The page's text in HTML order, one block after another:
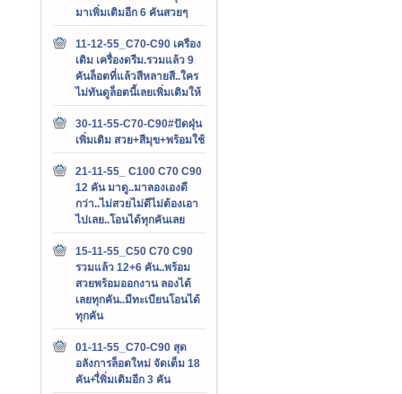
มาเพิ่มเติมอีก 6 คันสวยๆ
11-12-55_C70-C90 เครือง
เดิม เครื่องดรีม.รวมแล้ว 9
คันล็อตที่แล้วสีหลายสี..ใคร
ไม่ทันดูล็อตนี้เลยเพิ่มเติมให้
30-11-55-C70-C90#ปัดฝุ่น
เพิ่มเติม สวย+สีมุข+พร้อมใช้
21-11-55_ C100 C70 C90
12 คัน มาดู..มาลองเองดี
กว่า..ไม่สวยไม่ดีไม่ต้องเอา
ไปเลย..โอนได้ทุกคันเลย
15-11-55_C50 C70 C90
รวมแล้ว 12+6 คัน..พร้อม
สวยพร้อมออกงาน ลองได้
เลยทุกคัน..มีทะเบียนโอนได้
ทุกคัน
01-11-55_C70-C90 สุด
อลังการล็อตใหม่ จัดเต็ม 18
คัน+เื่พิ่มเติมอีก 3 คัน